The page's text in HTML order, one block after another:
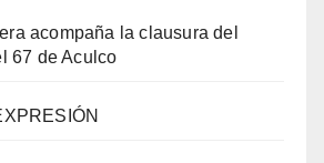
acompaña la clausura del
67 de Aculco